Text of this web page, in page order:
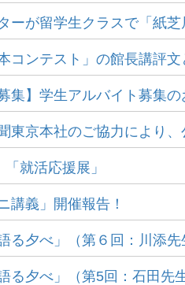
ーが留学生クラスで「紙芝
コンテスト」の館長講評文
集】学生アルバイト募集の
東京本社のご協力により
就活応援展」
講義」開催報告！
る夕べ」（第６回：川添先
る夕べ」（第5回：石田先生